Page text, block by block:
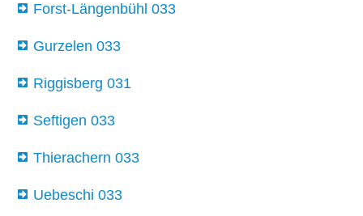
Forst-Längenbühl 033
Gurzelen 033
Riggisberg 031
Seftigen 033
Thierachern 033
Uebeschi 033